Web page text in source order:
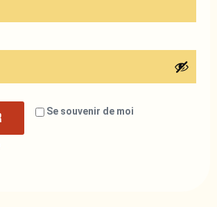
Se souvenir de moi